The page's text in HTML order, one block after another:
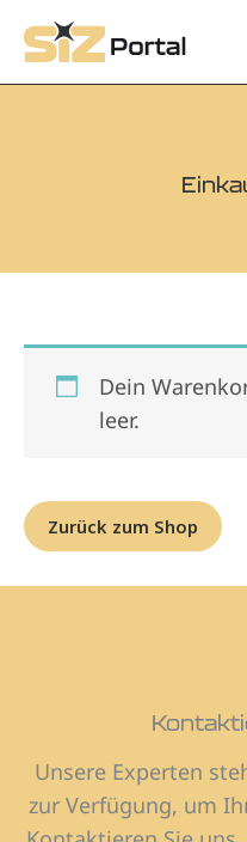
Inhalt
springen
Dein
leer.
Zurück zum Shop
Unsere Experten
zur Verfügung, um